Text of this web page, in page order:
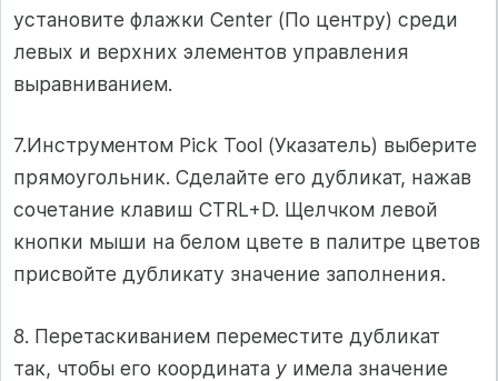
установите флажки Center (По центру) среди
левых и верхних элементов управления
выравниванием.
7.Инструментом Pick Tool (Указатель) выберите
прямоугольник. Сделайте его дубликат, нажав
сочетание клавиш CTRL+D. Щелчком левой
кнопки мыши на белом цвете в палитре цветов
присвойте дубликату значение заполнения.
8. Перетаскиванием переместите дубликат
так, чтобы его координата у имела значение